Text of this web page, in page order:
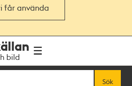
får använda
bild
Sök